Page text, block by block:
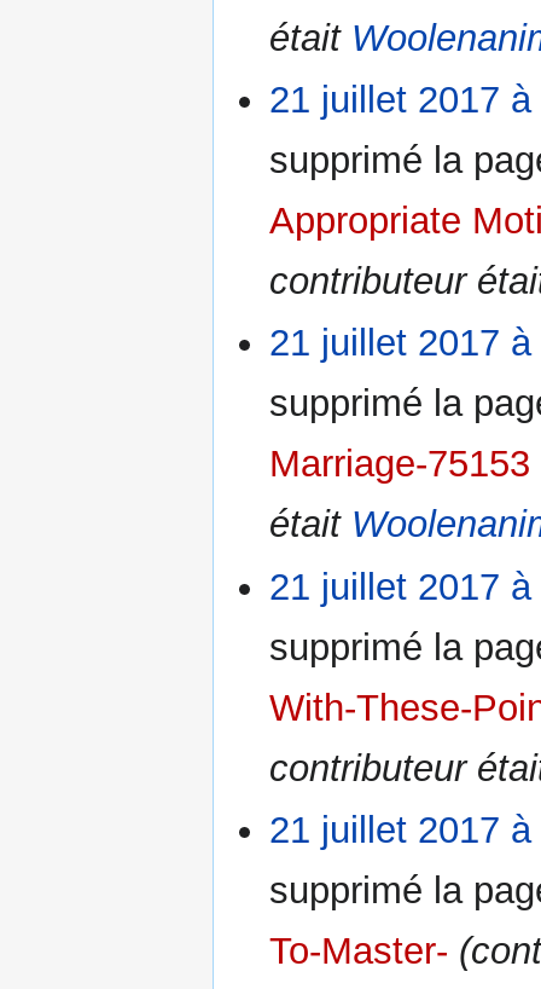
était
21 juillet 2017 à
supprimé la
Appropriate
contributeur
21 juillet 2017 à
supprimé la
Marriage-75153
était
21 juillet 2017 à
supprimé la
With-These-
contributeur
21 juillet 2017 à
supprimé la
To-Master-